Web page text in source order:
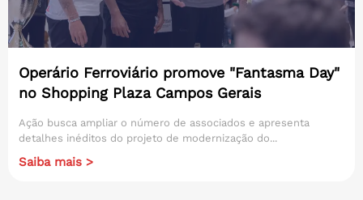
Operário Ferroviário promove "Fantasma Day"
no Shopping Plaza Campos Gerais
Ação busca ampliar o número de associados e apresenta
detalhes inéditos do projeto de modernização do...
Saiba mais >